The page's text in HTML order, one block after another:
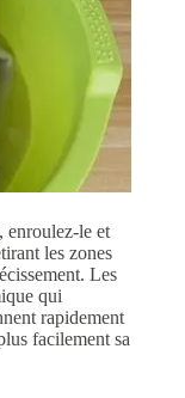
enroulez-le et
les zones
Les
qui
rapidement
facilement sa